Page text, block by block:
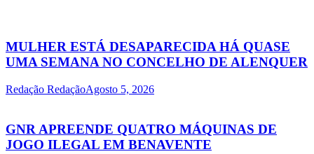
MULHER ESTÁ DESAPARECIDA HÁ QUASE
UMA SEMANA NO CONCELHO DE ALENQUER
Redação RedaçãoAgosto 5, 2026
GNR APREENDE QUATRO MÁQUINAS DE
JOGO ILEGAL EM BENAVENTE